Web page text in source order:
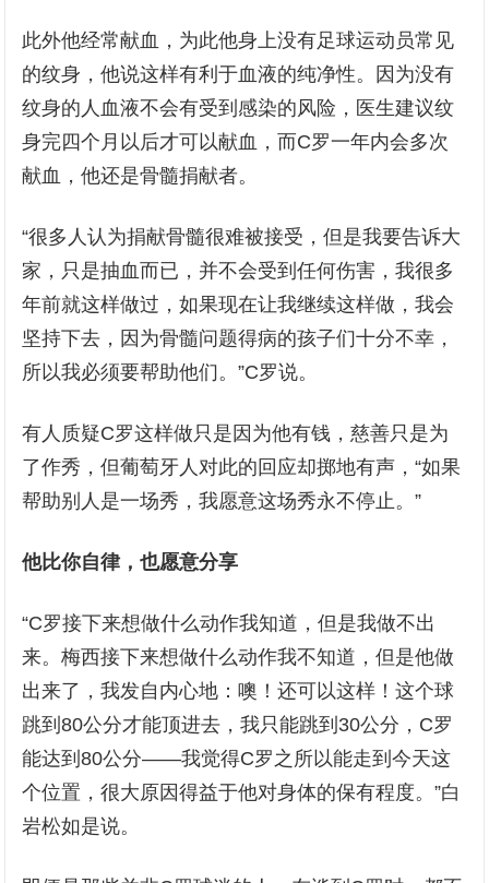
此外他经常献血，为此他身上没有足球运动员常见
的纹身，他说这样有利于血液的纯净性。因为没有
纹身的人血液不会有受到感染的风险，医生建议纹
身完四个月以后才可以献血，而C罗一年内会多次
献血，他还是骨髓捐献者。
“很多人认为捐献骨髓很难被接受，但是我要告诉大
家，只是抽血而已，并不会受到任何伤害，我很多
年前就这样做过，如果现在让我继续这样做，我会
坚持下去，因为骨髓问题得病的孩子们十分不幸，
所以我必须要帮助他们。”C罗说。
有人质疑C罗这样做只是因为他有钱，慈善只是为
了作秀，但葡萄牙人对此的回应却掷地有声，“如果
帮助别人是一场秀，我愿意这场秀永不停止。”
他比你自律，也愿意分享
“C罗接下来想做什么动作我知道，但是我做不出
来。梅西接下来想做什么动作我不知道，但是他做
出来了，我发自内心地：噢！还可以这样！这个球
跳到80公分才能顶进去，我只能跳到30公分，C罗
能达到80公分——我觉得C罗之所以能走到今天这
个位置，很大原因得益于他对身体的保有程度。”白
岩松如是说。